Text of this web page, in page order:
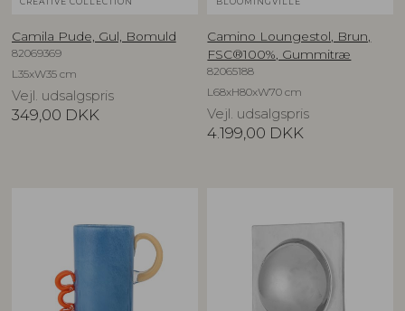
Camila Pude, Gul, Bomuld
82069369
L35xW35 cm
Vejl. udsalgspris
349,00 DKK
Camino Loungestol, Brun,
FSC®100%, Gummitræ
82065188
L68xH80xW70 cm
Vejl. udsalgspris
4.199,00 DKK